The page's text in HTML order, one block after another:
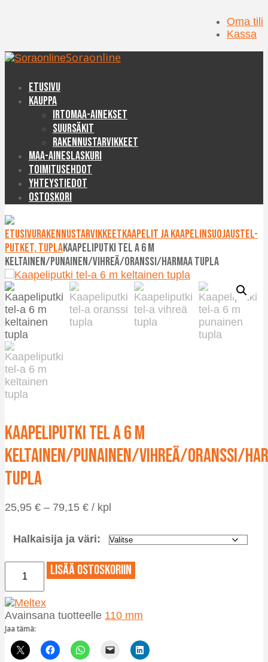
Oma tili
Kassa
Soraonline
Etusivu
Kauppa
Irtomaa-ainekset
Suursäkit
Rakennustarvikkeet
Maa-aineslaskuri
Toimitusehdot
Yhteystiedot
Ostoskori
EtusivuRakennustarvikkeetKaapelit ja kaapelinsuojausTEL-
putket, tuplaKaapeliputki TEL A 6 m
keltainen/punainen/vihreä/oranssi/harmaa tupla
Kaapeliputki TEL A 6 m
keltainen/punainen/vihreä/oranssi/
tupla
25,95 € – 79,15 €Hintaluokka:
79,15 €
/ kpl
Halkaisija ja väri:
Kaapeliputki
TEL
A
6
m
keltainen/punainen/vihreä/oranssi/harmaa
tupla
määrä
Lisää ostoskoriin
Avainsana tuotteelle 110 mm
Jaa tämä: